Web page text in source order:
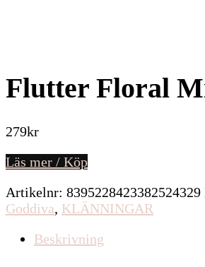
Flutter Floral
279kr
Läs mer / Köp
Artikelnr: 8395228423382524329
Goddiva, KLÄNNINGAR
Beskrivning